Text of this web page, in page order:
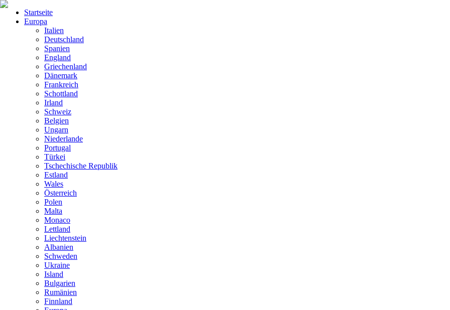
Startseite
Europa
Italien
Deutschland
Spanien
England
Griechenland
Dänemark
Frankreich
Schottland
Irland
Schweiz
Belgien
Ungarn
Niederlande
Portugal
Türkei
Tschechische Republik
Estland
Wales
Österreich
Polen
Malta
Monaco
Lettland
Liechtenstein
Albanien
Schweden
Ukraine
Island
Bulgarien
Rumänien
Finnland